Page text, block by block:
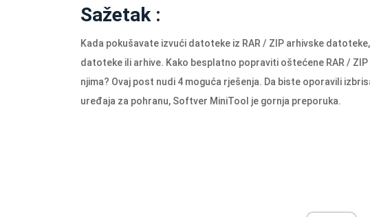
Sažetak :
Kada pokušavate izvući datoteke iz RAR / ZIP arhivske
datoteke ili arhive. Kako besplatno popraviti oštećene RAR /
njima? Ovaj post nudi 4 moguća rješenja. Da biste oporavili
uređaja za pohranu, Softver MiniTool je gornja preporuka.